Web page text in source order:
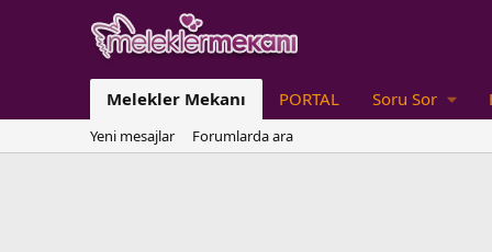
Melekler Mekanı PORTAL Soru Sor
Yeni mesajlar Forumlarda ara